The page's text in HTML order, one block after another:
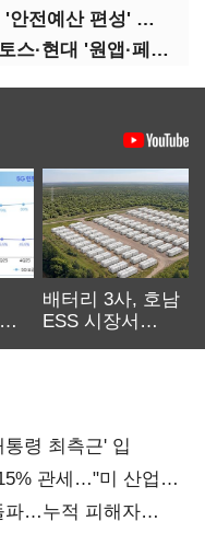
(단독)농·축협 노조, 중앙회에 '안전예산 편성' 요구
'IT 탈 쓴 금융' 꼼수 막혔다…토스·현대 '원앱·페이' 전략 수정 불가피
배터리 3사, 호남
ESS 시장서
령 최측근' 입
관세…"미 산업
파…누적 피해자